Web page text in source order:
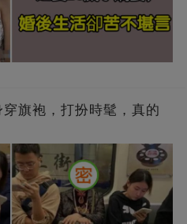
旗袍，打扮時髦，真的